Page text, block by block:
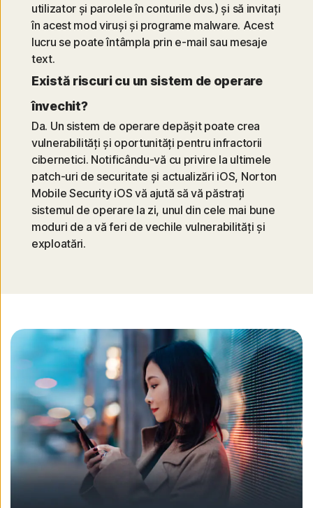
utilizator și parolele în conturile dvs.) și să invitați
în acest mod viruși și programe malware. Acest
lucru se poate întâmpla prin e-mail sau mesaje
text.
Există riscuri cu un sistem de operare
învechit?
Da. Un sistem de operare depășit poate crea
vulnerabilități și oportunități pentru infractorii
cibernetici. Notificându-vă cu privire la ultimele
patch-uri de securitate și actualizări iOS, Norton
Mobile Security iOS vă ajută să vă păstrați
sistemul de operare la zi, unul din cele mai bune
moduri de a vă feri de vechile vulnerabilități și
exploatări.